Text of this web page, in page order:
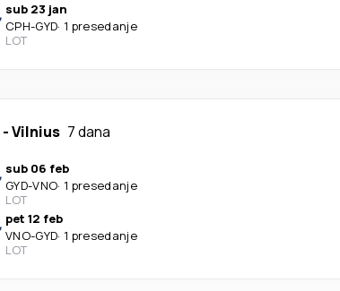
sub 23 jan
CPH-GYD· 1 presedanje
LOT
-Vilnius 7 dana
sub 06 feb
GYD-VNO· 1 presedanje
LOT
pet 12 feb
VNO-GYD· 1 presedanje
LOT